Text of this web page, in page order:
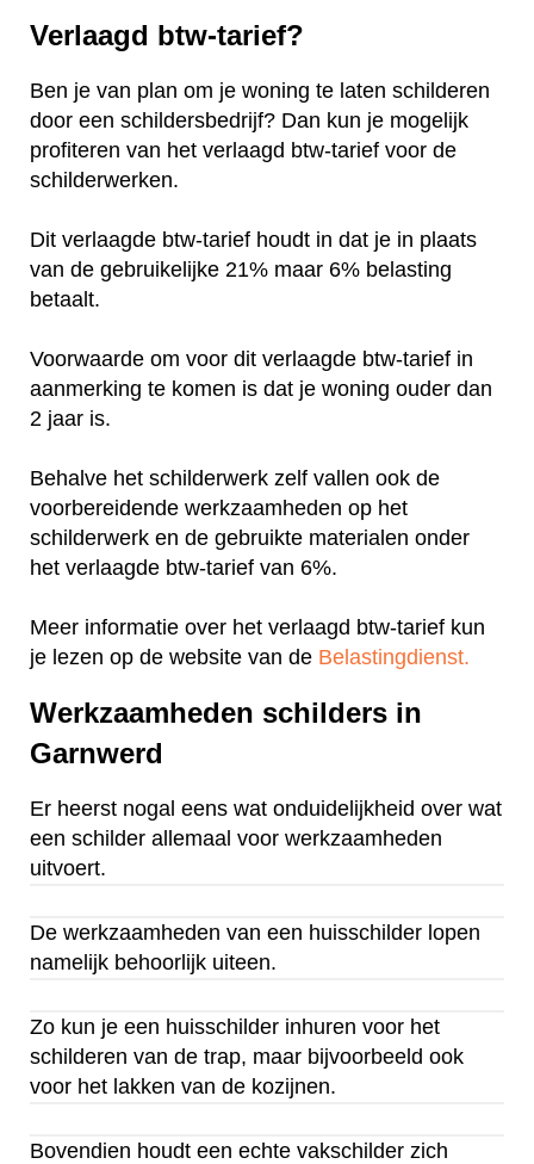
Verlaagd btw-tarief?
Ben je van plan om je woning te laten schilderen
door een schildersbedrijf? Dan kun je mogelijk
profiteren van het verlaagd btw-tarief voor de
schilderwerken.
Dit verlaagde btw-tarief houdt in dat je in plaats
van de gebruikelijke 21% maar 6% belasting
betaalt.
Voorwaarde om voor dit verlaagde btw-tarief in
aanmerking te komen is dat je woning ouder dan
2 jaar is.
Behalve het schilderwerk zelf vallen ook de
voorbereidende werkzaamheden op het
schilderwerk en de gebruikte materialen onder
het verlaagde btw-tarief van 6%.
Meer informatie over het verlaagd btw-tarief kun
je lezen op de website van de Belastingdienst.
Werkzaamheden schilders in
Garnwerd
Er heerst nogal eens wat onduidelijkheid over wat
een schilder allemaal voor werkzaamheden
uitvoert.
De werkzaamheden van een huisschilder lopen
namelijk behoorlijk uiteen.
Zo kun je een huisschilder inhuren voor het
schilderen van de trap, maar bijvoorbeeld ook
voor het lakken van de kozijnen.
Bovendien houdt een echte vakschilder zich